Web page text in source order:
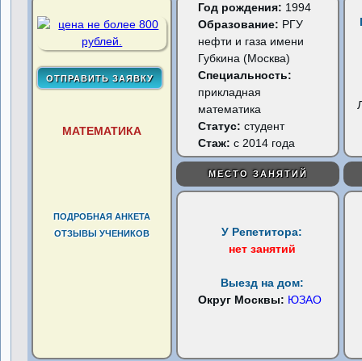
МАТЕМАТИКА
ПОДРОБНАЯ АНКЕТА
ОТЗЫВЫ УЧЕНИКОВ
Год рождения: 1994
Образование: РГУ
нефти и газа имени
Губкина (Москва)
Специальность:
прикладная
математика
Статус:студент
Стаж: с 2014 года
МЕСТО ЗАНЯТИЙ
У Репетитора:
нет занятий
Выезд на дом:
Округ Москвы: ЮЗАО